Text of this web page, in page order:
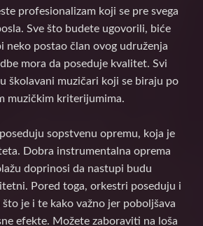
profesionalizam koji se pre svega
Sve što budete ugovorili, biće
neko postao član ovog udruženja
mora da poseduje kvalitet. Svi
školavani muzičari koji se biraju po
muzičkim kriterijumima.
sopstvenu opremu, koja je
Dobra instrumentalna oprema
doprinosi da nastupi budu
Pored toga, orkestri poseduju i
je i te kako važno jer poboljšava
efekte. Možete zaboraviti na loša